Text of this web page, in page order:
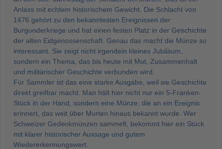
Anlass mit echtem historischem Gewicht. Die Schlacht von
1476 gehört zu den bekanntesten Ereignissen der
Burgunderkriege und hat einen festen Platz in der Geschichte
der alten Eidgenossenschaft. Genau das macht die Münze so
interessant. Sie zeigt nicht irgendein kleines Jubiläum,
sondern ein Thema, das bis heute mit Mut, Zusammenhalt
und militärischer Geschichte verbunden wird.
Für Sammler ist das eine starke Ausgabe, weil sie Geschichte
direkt greifbar macht. Man hält hier nicht nur ein 5-Franken-
Stück in der Hand, sondern eine Münze, die an ein Ereignis
erinnert, das weit über Murten hinaus bekannt wurde. Wer
Schweizer Gedenkmünzen sammelt, bekommt hier ein Stück
mit klarer historischer Aussage und gutem
Wiedererkennungswert.